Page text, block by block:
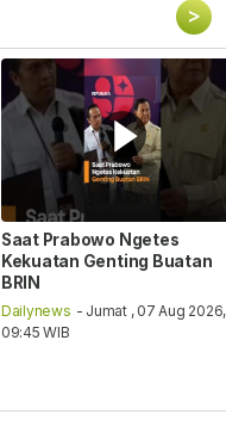
>
Saat Prabowo Ngetes
Kekuatan Genting Buatan
BRIN
Dailynews - Jumat , 07 Aug 2026,
09:45 WIB